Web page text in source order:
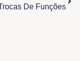
De Funções